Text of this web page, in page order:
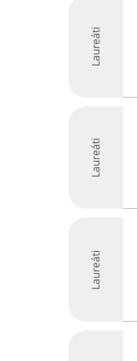
Laureáti
Laureáti
Laureáti